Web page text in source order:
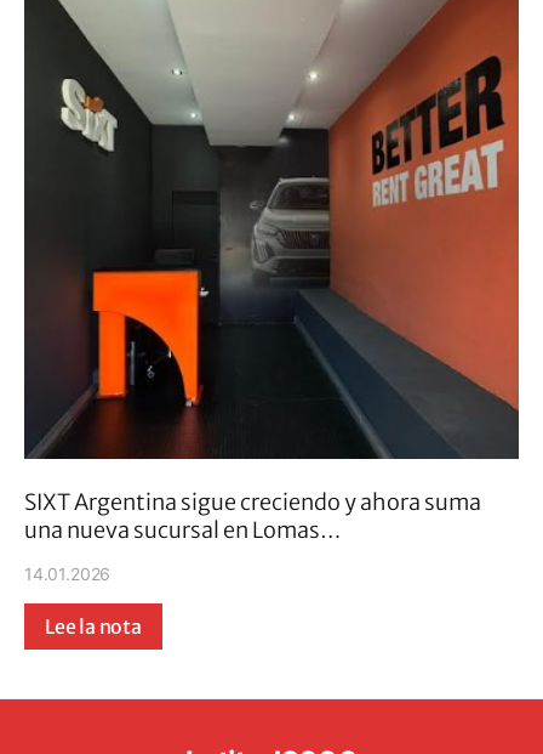
SIXT Argentina sigue creciendo y ahora suma
una nueva sucursal en Lomas…
14.01.2026
Lee la nota